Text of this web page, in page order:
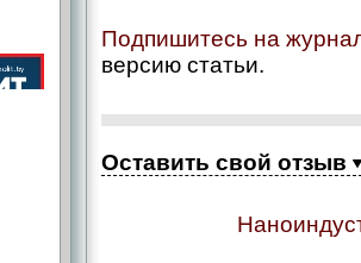
Подпишитесь на
версию статьи.
Оставить свой отзыв